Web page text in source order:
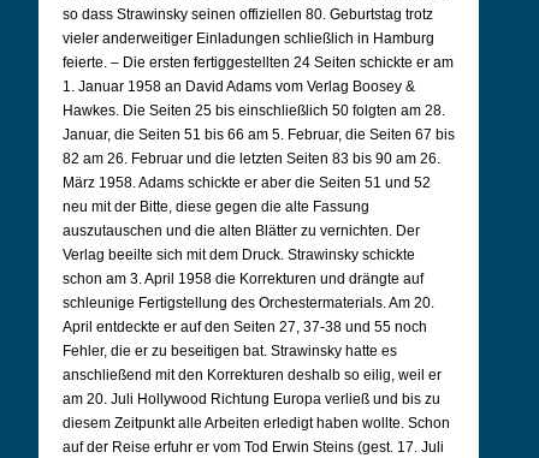
so dass Strawinsky seinen offiziellen 80. Geburtstag trotz
vieler anderweitiger Einladungen schließlich in Hamburg
feierte. – Die ersten fertiggestellten 24 Seiten schickte er am
1. Januar 1958 an David Adams vom Verlag Boosey &
Hawkes. Die Seiten 25 bis einschließlich 50 folgten am 28.
Januar, die Seiten 51 bis 66 am 5. Februar, die Seiten 67 bis
82 am 26. Februar und die letzten Seiten 83 bis 90 am 26.
März 1958. Adams schickte er aber die Seiten 51 und 52
neu mit der Bitte, diese gegen die alte Fassung
auszutauschen und die alten Blätter zu vernichten. Der
Verlag beeilte sich mit dem Druck. Strawinsky schickte
schon am 3. April 1958 die Korrekturen und drängte auf
schleunige Fertigstellung des Orchestermaterials. Am 20.
April entdeckte er auf den Seiten 27, 37-38 und 55 noch
Fehler, die er zu beseitigen bat. Strawinsky hatte es
anschließend mit den Korrekturen deshalb so eilig, weil er
am 20. Juli Hollywood Richtung Europa verließ und bis zu
diesem Zeitpunkt alle Arbeiten erledigt haben wollte. Schon
auf der Reise erfuhr er vom Tod Erwin Steins (gest. 17. Juli